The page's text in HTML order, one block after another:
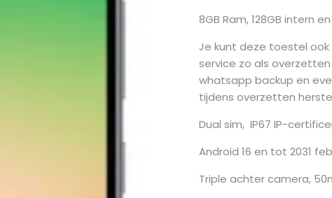
8GB Ram, 128GB intern
Je kunt deze toestel ook
service zo als
whatsapp backup en
tijdens overzetten
Dual sim, IP67 IP-
Android 16 en tot 2031
Triple achter camera,